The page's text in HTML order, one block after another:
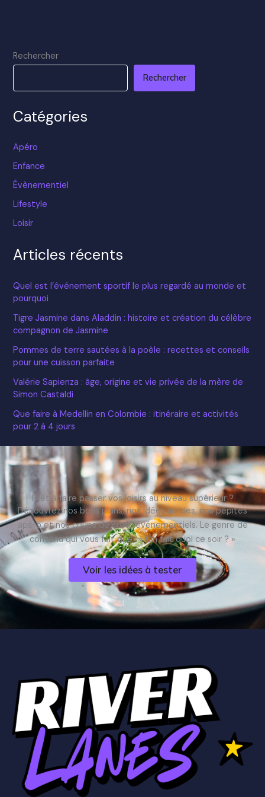
Rechercher
Rechercher
Catégories
Apéro
Enfance
Évènementiel
Lifestyle
Loisir
Articles récents
Quel est l’événement sportif le plus regardé au monde et
pourquoi
Tigre Jasmine dans Aladdin : histoire et création du célèbre
compagnon de Jasmine
Pommes de terre sautées à la poêle : recettes et conseils
pour une cuisson parfaite
Valérie Sapienza : âge, origine et vie privée de la mère de
Simon Castaldi
Que faire à Medellin en Colombie : itinéraire et activités
pour 2 à 4 jours
Prêt à faire passer vos loisirs au niveau supérieur ?
Découvrez nos bons plans, nos idées sorties, nos pépites
apéro et nos coups de cœur événementiels. Le genre de
contenu qui vous fait dire : « On fait quoi ce soir ? »
Voir les idées à tester